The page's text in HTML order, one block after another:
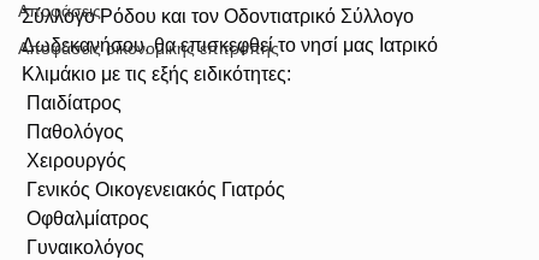
Αποφάσεις
Αποφάσεις οικονομικής επιτροπής
Σύλλογο Ρόδου και τον Οδοντιατρικό Σύλλογο
Δωδεκανήσου, θα επισκεφθεί το νησί μας Ιατρικό
Κλιμάκιο με τις εξής ειδικότητες:
Παιδίατρος
Παθολόγος
Χειρουργός
Γενικός Οικογενειακός Γιατρός
Οφθαλμίατρος
Γυναικολόγος